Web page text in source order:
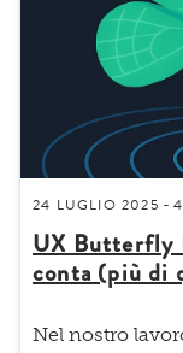
24 LUGLIO 2025 -
UX Butterfly
conta (più di
Nel nostro